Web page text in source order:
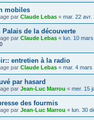
mobiles
par Claude Lebas « mar. 22 avr.
de la découverte
par Claude Lebas « lun. 10
entretien à la radio
par Claude Lebas « mar. 4 mars
par hasard
par Jean-Luc Marrou « mer. 15
des fourmis
par Jean-Luc Marrou « lun. 30